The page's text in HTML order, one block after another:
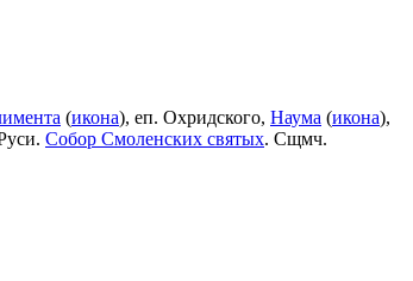
(икона), еп. Охридского, Наума (икона),
Собор Смоленских святых. Сщмч.